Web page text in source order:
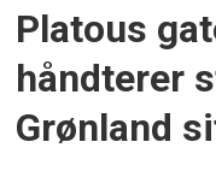
Platous
håndterer
Grønland